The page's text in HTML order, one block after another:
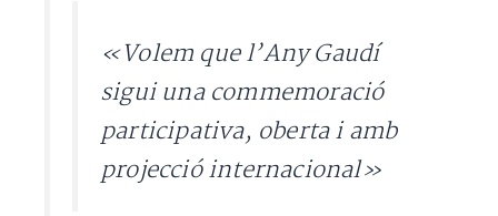
«Volem que l’Any Gaudí
sigui una commemoració
participativa, oberta i amb
projecció internacional»